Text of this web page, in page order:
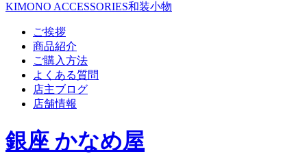
KIMONO ACCESSORIES和装小物
ご挨拶
商品紹介
ご購入方法
よくある質問
店主ブログ
店舗情報
銀座 かなめ屋